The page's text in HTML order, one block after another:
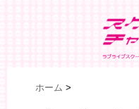
ホーム >